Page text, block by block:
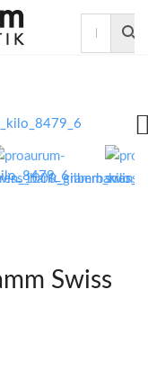
Swiss